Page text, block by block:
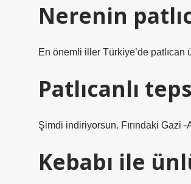
Nerenin
En önemli iller Türkiye’de
Patlıcanlı
Şimdi indiriyorsun. Fırındaki Gazi
Kebabı ile